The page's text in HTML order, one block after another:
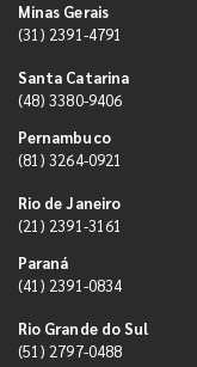
Minas Gerais
(31) 2391-4791
Santa Catarina
(48) 3380-9406
Pernambuco
(81) 3264-0921
Rio de Janeiro
(21) 2391-3161
Paraná
(41) 2391-0834
Rio Grande do Sul
(51) 2797-0488